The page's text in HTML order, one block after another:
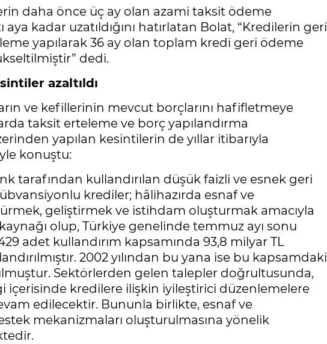
daha önce üç ay olan azami taksit ödeme
kadar uzatıldığını hatırlatan Bolat, “Kredilerin geri
yapılarak 36 ay olan toplam kredi geri ödeme
dedi.
azaltıldı
ve kefillerinin mevcut borçlarını hafifletmeye
taksit erteleme ve borç yapılandırma
yapılan kesintilerin de yıllar itibarıyla
konuştu:
tarafından kullandırılan düşük faizli ve esnek geri
krediler; hâlihazırda esnaf ve
geliştirmek ve istihdam oluşturmak amacıyla
olup, Türkiye genelinde temmuz ayı sonu
adet kullandırım kapsamında 93,8 milyar TL
2002 yılından bu yana ise bu kapsamdaki
Sektörlerden gelen talepler doğrultusunda,
içerisinde kredilere ilişkin iyileştirici düzenlemelere
edilecektir. Bununla birlikte, esnaf ve
mekanizmaları oluşturulmasına yönelik